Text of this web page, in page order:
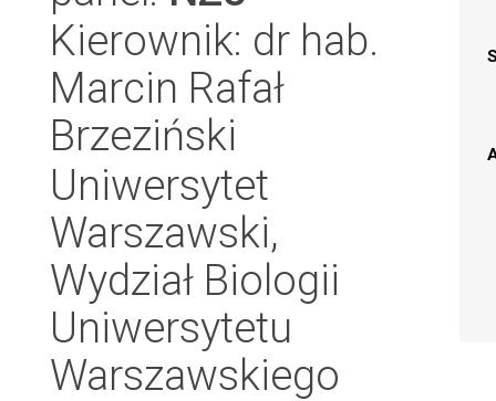
Kierownik: dr hab.
Marcin Rafał
Brzeziński
Uniwersytet
Warszawski,
Wydział Biologii
Uniwersytetu
Warszawskiego